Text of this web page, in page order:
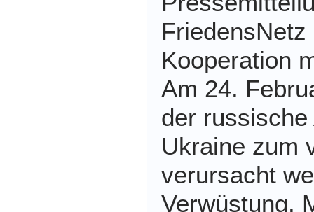
FriedensNetz
Kooperation
Am 24.
der
Ukraine zum
verursacht
Verwüstung.